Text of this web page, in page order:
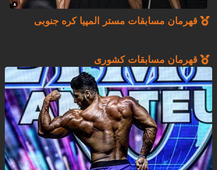
قهرمان مسابقات مستر المپیا کره جنوبی
قهرمان مسابقات کشوری